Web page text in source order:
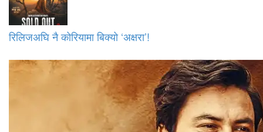
रिलिजअघि नै कोरियामा बिक्यो ‘अक्षरा’!